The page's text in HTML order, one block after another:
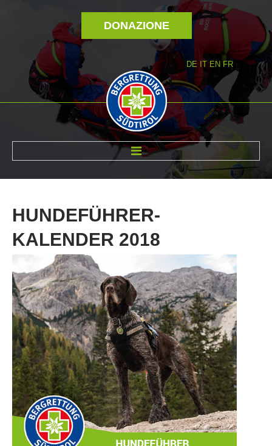
DONAZIONE
DE IT EN FR
La storia
HUNDEFÜHRER-
KALENDER 2018